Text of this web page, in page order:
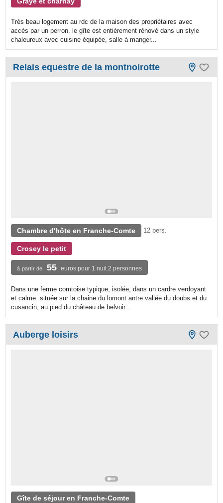
Très beau logement au rdc de la maison des propriétaires avec
accès par un perron. le gîte est entièrement rénové dans un style
chaleureux avec cuisine équipée, salle à manger...
Relais equestre de la montnoirotte
Chambre d'hôte en Franche-Comte 12 pers.
Crosey le petit
à partir de 55 euros pour 1 nuit 2 personnes
Dans une ferme comtoise typique, isolée, dans un cardre verdoyant
et calme. située sur la chaine du lomont antre vallée du doubs et du
cusancin, au pied du château de belvoir...
Auberge loisirs
Gîte de séjour en Franche-Comte